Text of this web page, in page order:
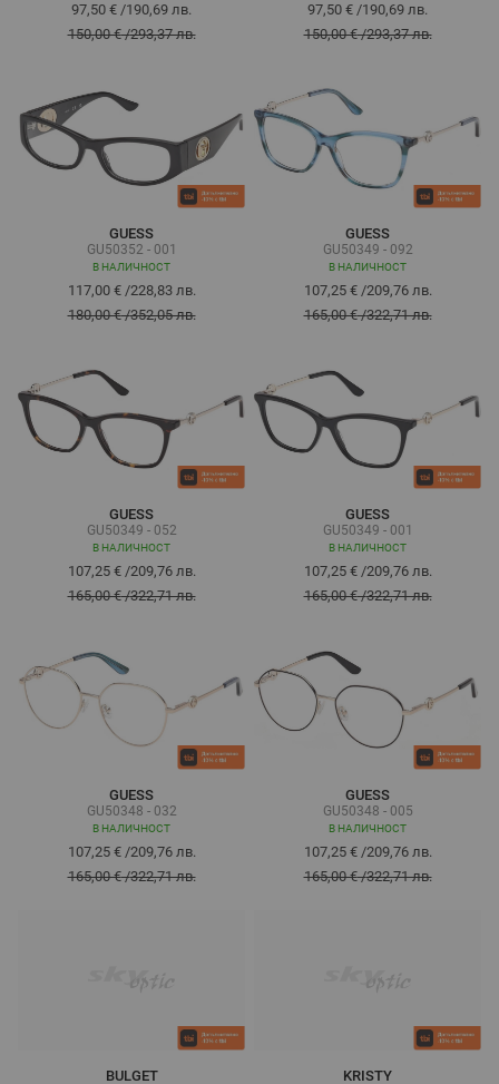
97,50 € /190,69 лв.
150,00 €/293,37 лв.
97,50 € /190,69 лв.
150,00 €/293,37 лв.
GUESS
GU50352 - 001
В НАЛИЧНОСТ
117,00 €/228,83 лв.
180,00 €/352,05 лв.
GUESS
GU50349 - 092
В НАЛИЧНОСТ
107,25 €/209,76 лв.
165,00 €/322,71 лв.
GUESS
GU50349 - 052
В НАЛИЧНОСТ
107,25 €/209,76 лв.
165,00 €/322,71 лв.
GUESS
GU50349 - 001
В НАЛИЧНОСТ
107,25 €/209,76 лв.
165,00 €/322,71 лв.
GUESS
GU50348 - 032
В НАЛИЧНОСТ
107,25 €/209,76 лв.
165,00 €/322,71 лв.
GUESS
GU50348 - 005
В НАЛИЧНОСТ
107,25 €/209,76 лв.
165,00 €/322,71 лв.
BULGET KRISTY